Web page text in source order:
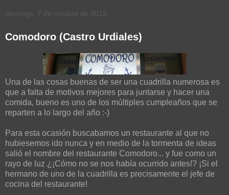
domingo, 7 de octubre de 2012
Comodoro (Castro Urdiales)
Una de las cosas buenas de ser una cuadrilla numerosa es
que a falta de motivos mejores para juntarse y hacer una
comida, bueno es uno de los múltiples cumpleaños que se
reparten a lo largo del año :-)
Para esta ocasión buscabamos un restaurante al que no
hubiesemos ido nunca y en medio de la tormenta de ideas
salió el nombre del restaurante Comodoro... y fue como un
rayo de luz ¿¡Cómo no se nos había ocurrido antes!? ¡Si el
hermano de uno de la cuadrilla es precisamente el jefe de
cocina del restaurante!